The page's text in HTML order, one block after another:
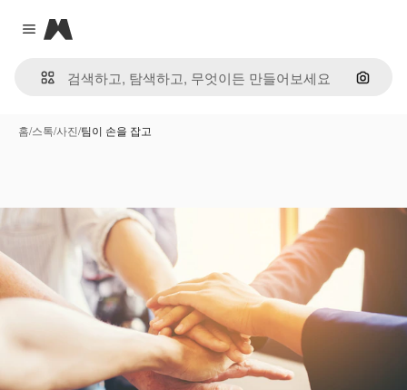
Close menu
Magnific
이미지
홈/스톡/사진/팀이 손을 잡고